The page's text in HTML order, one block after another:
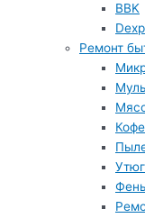
BBK
Ремонт